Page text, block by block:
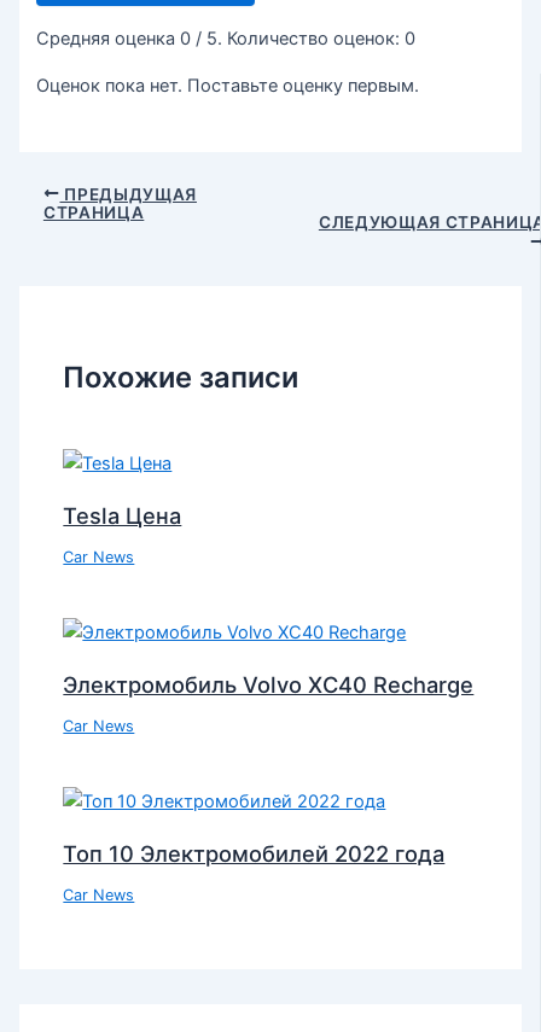
Средняя оценка 0 / 5. Количество оценок: 0
Оценок пока нет. Поставьте оценку первым.
ПРЕДЫДУЩАЯ
СТРАНИЦА
СЛЕДУЮЩАЯ
Похожие записи
Tesla Цена
Car News
Электромобиль Volvo XC40 Recharge
Car News
Топ 10 Электромобилей 2022 года
Car News